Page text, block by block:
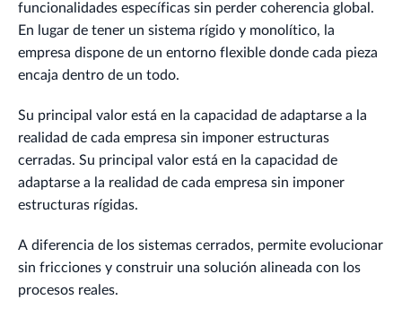
funcionalidades específicas sin perder coherencia global.
En lugar de tener un sistema rígido y monolítico, la
empresa dispone de un entorno flexible donde cada pieza
encaja dentro de un todo.
Su principal valor está en la capacidad de adaptarse a la
realidad de cada empresa sin imponer estructuras
cerradas. Su principal valor está en la capacidad de
adaptarse a la realidad de cada empresa sin imponer
estructuras rígidas.
A diferencia de los sistemas cerrados, permite evolucionar
sin fricciones y construir una solución alineada con los
procesos reales.